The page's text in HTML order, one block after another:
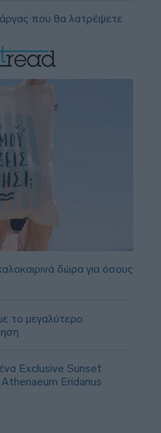
που θα λατρέψετε
δώρα για όσους
το μεγαλύτερο
Exclusive Sunset
Eridanus